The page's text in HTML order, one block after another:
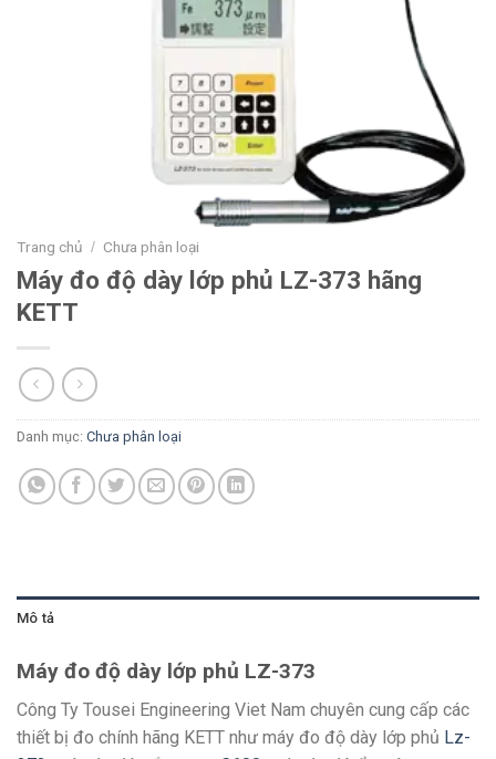
Trang chủ / Chưa phân loại
Máy đo độ dày lớp phủ LZ-373 hãng
KETT
Danh mục: Chưa phân loại
Mô tả
Máy đo độ dày lớp phủ LZ-373
Công Ty Tousei Engineering Viet Nam chuyên cung cấp các
thiết bị đo chính hãng KETT như máy đo độ dày lớp phủ Lz-